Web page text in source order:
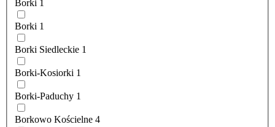
Borki 1
Borki 1
Borki Siedleckie 1
Borki-Kosiorki 1
Borki-Paduchy 1
Borkowo Kościelne 4